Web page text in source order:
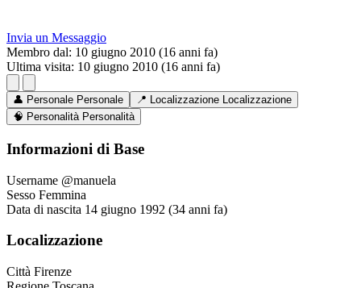
Invia un Messaggio
Membro dal: 10 giugno 2010 (16 anni fa)
Ultima visita: 10 giugno 2010 (16 anni fa)
👤 Personale Personale 📍 Localizzazione Localizzazione
🧠 Personalità Personalità
Informazioni di Base
Username @manuela
Sesso Femmina
Data di nascita 14 giugno 1992 (34 anni fa)
Localizzazione
Città Firenze